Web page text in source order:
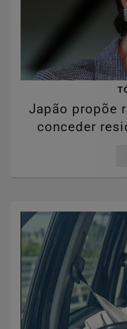
Japão propõe
conceder